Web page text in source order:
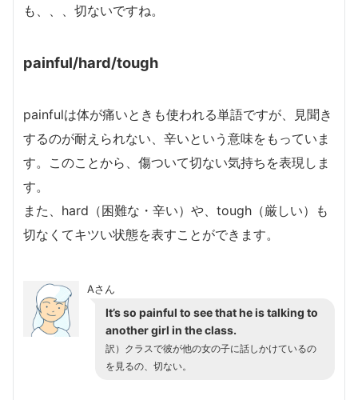
も、、、切ないですね。
painful/hard/tough
painfulは体が痛いときも使われる単語ですが、見聞き
するのが耐えられない、辛いという意味をもっていま
す。このことから、傷ついて切ない気持ちを表現しま
す。
また、hard（困難な・辛い）や、tough（厳しい）も
切なくてキツい状態を表すことができます。
Aさん
It’s so painful to see that he is talking to
another girl in the class.
訳）クラスで彼が他の女の子に話しかけているの
を見るの、切ない。